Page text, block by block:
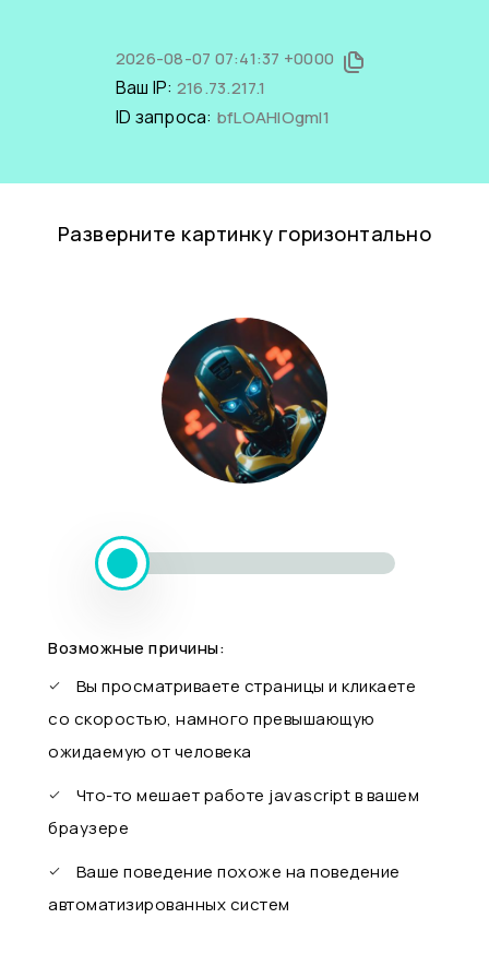
2026-08-07 07:41:37 +0000
Ваш IP: 216.73.217.1
ID запроса: bfLOAHIOgmI1
Разверните картинку горизонтально
Возможные причины:
Вы просматриваете страницы и кликаете
со скоростью, намного превышающую
ожидаемую от человека
Что-то мешает работе javascript в вашем
браузере
Ваше поведение похоже на поведение
автоматизированных систем